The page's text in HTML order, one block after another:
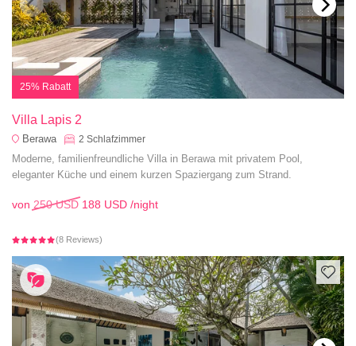
25% Rabatt
Villa Lapis 2
Berawa 2 Schlafzimmer
Moderne, familienfreundliche Villa in Berawa mit privatem Pool,
eleganter Küche und einem kurzen Spaziergang zum Strand.
von 250 USD 188 USD /night
(8 Reviews)